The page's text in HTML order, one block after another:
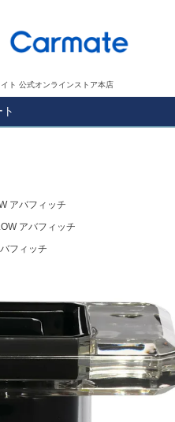
ト 公式オンラインストア本店
アバフィッチ
アバフィッチ
フィッチ